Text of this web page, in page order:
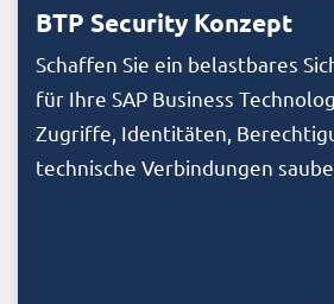
BTP Security Konzept
Schaffen Sie ein belastbares
für Ihre SAP Business
Zugriffe, Identitäten,
technische Verbindungen